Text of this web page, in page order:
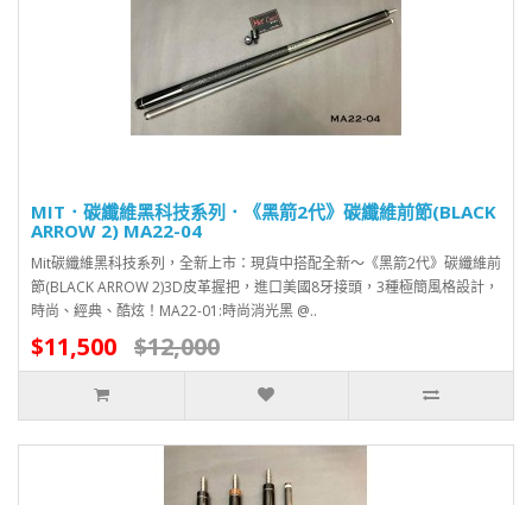
MIT．碳纖維黑科技系列．《黑箭2代》碳纖維前節(BLACK
ARROW 2) MA22-04
Mit碳纖維黑科技系列，全新上市：現貨中搭配全新～《黑箭2代》碳纖維前
節(BLACK ARROW 2)3D皮革握把，進口美國8牙接頭，3種極簡風格設計，
時尚、經典、酷炫！MA22-01:時尚消光黑 @..
$11,500 $12,000